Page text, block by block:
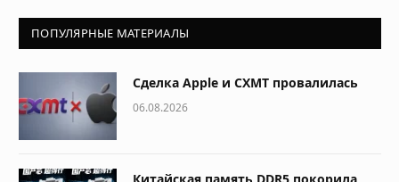
ПОПУЛЯРНЫЕ МАТЕРИАЛЫ
Сделка Apple и CXMT провалилась
06.08.2026